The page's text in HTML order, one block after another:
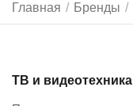
Главная / Бренды /
ТВ и видеотехника